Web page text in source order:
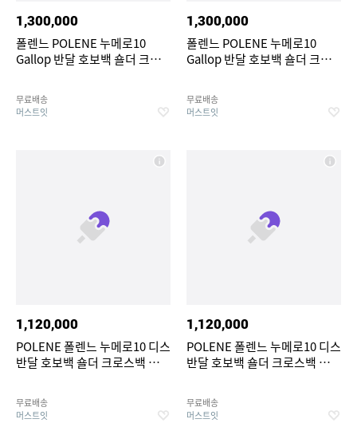
1,300,000
폴렌느 POLENE 누메로10
Gallop 반달 호보백 숄더 크로
무료배송
머스트잇
1,300,000
폴렌느 POLENE 누메로10
Gallop 반달 호보백 숄더 크로
무료배송
머스트잇
1,120,000
POLENE 폴렌느 누메로10 디스
반달 호보백 숄더 크로스백 소프
무료배송
머스트잇
1,120,000
POLENE 폴렌느 누메로10 디스
반달 호보백 숄더 크로스백 소프
무료배송
머스트잇